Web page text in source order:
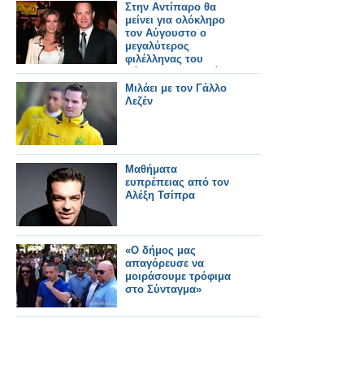
Στην Αντίπαρο θα
μείνει για ολόκληρο
τον Αύγουστο ο
μεγαλύτερος
φιλέλληνας του
Χόλιγουντ..Τομ Χάνκς
Μιλάει με τον Γάλλο
Λεζέν
Μαθήματα
ευπρέπειας από τον
Αλέξη Τσίπρα
«Ο δήμος μας
απαγόρευσε να
μοιράσουμε τρόφιμα
στο Σύνταγμα»